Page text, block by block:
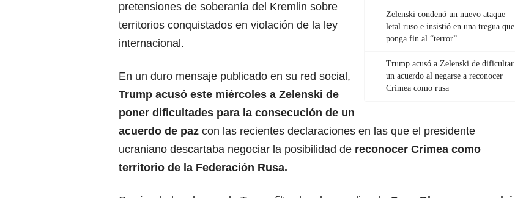
Zelenski condenó un nuevo ataque
letal ruso e insistió en una tregua que
ponga fin al “terror”
Trump acusó a Zelenski de dificultar
un acuerdo al negarse a reconocer
Crimea como rusa
pretensiones de soberanía del Kremlin sobre
territorios conquistados en violación de la ley
internacional.
En un duro mensaje publicado en su red social,
Trump acusó este miércoles a Zelenski de
poner dificultades para la consecución de un
acuerdo de paz con las recientes declaraciones en las que el presidente
ucraniano descartaba negociar la posibilidad de reconocer Crimea como
territorio de la Federación Rusa.